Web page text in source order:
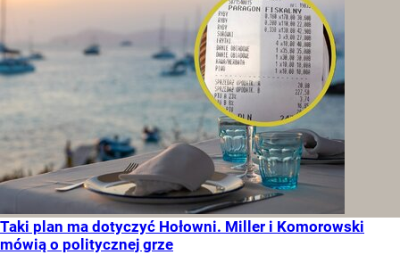
Taki plan ma dotyczyć Hołowni. Miller i Komorowski
mówią o politycznej grze